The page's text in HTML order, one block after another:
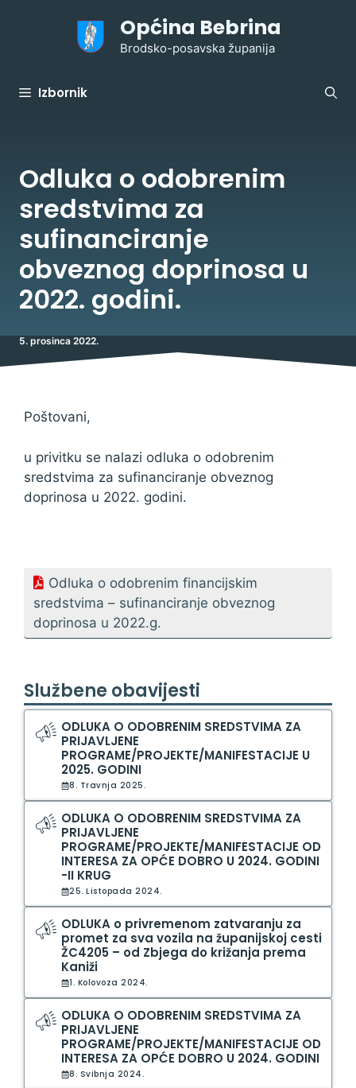
Općina Bebrina
Brodsko-posavska županija
Izbornik
Odluka o odobrenim
sredstvima za
sufinanciranje
obveznog doprinosa u
2022. godini.
5. prosinca 2022.
Poštovani,
u privitku se nalazi odluka o odobrenim
sredstvima za sufinanciranje obveznog
doprinosa u 2022. godini.
Odluka o odobrenim financijskim
sredstvima – sufinanciranje obveznog
doprinosa u 2022.g.
Službene obavijesti
ODLUKA O ODOBRENIM SREDSTVIMA ZA
PRIJAVLJENE
PROGRAME/PROJEKTE/MANIFESTACIJE U
2025. GODINI
8. Travnja 2025.
ODLUKA O ODOBRENIM SREDSTVIMA ZA
PRIJAVLJENE
PROGRAME/PROJEKTE/MANIFESTACIJE OD
INTERESA ZA OPĆE DOBRO U 2024. GODINI
-II KRUG
25. Listopada 2024.
ODLUKA o privremenom zatvaranju za
promet za sva vozila na županijskoj cesti
ŽC4205 – od Zbjega do križanja prema
Kaniži
1. Kolovoza 2024.
ODLUKA O ODOBRENIM SREDSTVIMA ZA
PRIJAVLJENE
PROGRAME/PROJEKTE/MANIFESTACIJE OD
INTERESA ZA OPĆE DOBRO U 2024. GODINI
8. Svibnja 2024.